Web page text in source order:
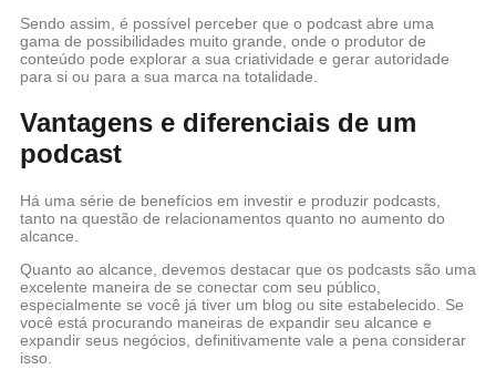
Sendo assim, é possível perceber que o podcast abre uma
gama de possibilidades muito grande, onde o produtor de
conteúdo pode explorar a sua criatividade e gerar autoridade
para si ou para a sua marca na totalidade.
Vantagens e diferenciais de um
podcast
Há uma série de benefícios em investir e produzir podcasts,
tanto na questão de relacionamentos quanto no aumento do
alcance.
Quanto ao alcance, devemos destacar que os podcasts são uma
excelente maneira de se conectar com seu público,
especialmente se você já tiver um blog ou site estabelecido. Se
você está procurando maneiras de expandir seu alcance e
expandir seus negócios, definitivamente vale a pena considerar
isso.